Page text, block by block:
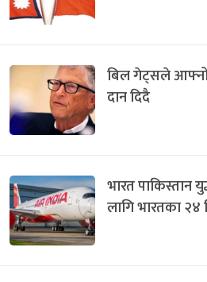
बिल गेट्सले आफ्नो
दान दिदै
भारत पाकिस्तान
लागि भारतका २४